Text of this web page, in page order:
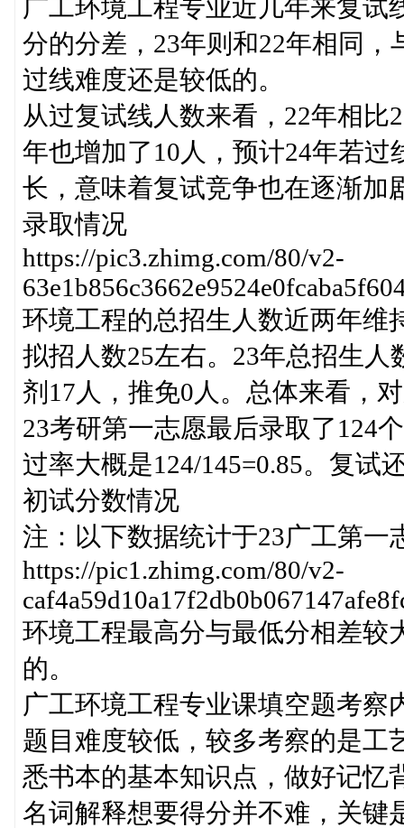
广工环境工程专业近几年来复试
分的分差，23年则和22年相同
过线难度还是较低的。
从过复试线人数来看，22年相比
年也增加了10人，预计24年若
长，意味着复试竞争也在逐渐加
录取情况
https://pic3.zhimg.com/80/v2-
环境工程的总招生人数近两年维
拟招人数25左右。23年总招生人
剂17人，推免0人。总体来看，
23考研第一志愿最后录取了124
过率大概是124/145=0.85。复试
初试分数情况
注：以下数据统计于23广工第一
https://pic1.zhimg.com/80/v2-
环境工程最高分与最低分相差较
的。
广工环境工程专业课填空题考察
题目难度较低，较多考察的是工
悉书本的基本知识点，做好记忆
名词解释想要得分并不难，关键